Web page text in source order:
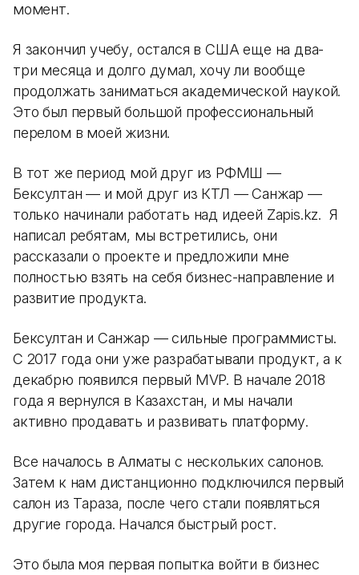
момент.
Я закончил учебу, остался в США еще на два-
три месяца и долго думал, хочу ли вообще
продолжать заниматься академической наукой.
Это был первый большой профессиональный
перелом в моей жизни.
В тот же период мой друг из РФМШ —
Бексултан — и мой друг из КТЛ — Санжар —
только начинали работать над идеей Zapis.kz. Я
написал ребятам, мы встретились, они
рассказали о проекте и предложили мне
полностью взять на себя бизнес-направление и
развитие продукта.
Бексултан и Санжар — сильные программисты.
С 2017 года они уже разрабатывали продукт, а к
декабрю появился первый MVP. В начале 2018
года я вернулся в Казахстан, и мы начали
активно продавать и развивать платформу.
Все началось в Алматы с нескольких салонов.
Затем к нам дистанционно подключился первый
салон из Тараза, после чего стали появляться
другие города. Начался быстрый рост.
Это была моя первая попытка войти в бизнес